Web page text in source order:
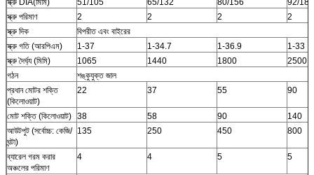
স্ক্রু DIA(মিমি) 51/105 65/132 80/156
92/188
স্ক্রু পরিমাণ
2 2 2
2
স্ক্রু দিক
বিপরীত এবং বাইরের
স্ক্রু গতি (আরপিএম)
1-37 1-34.7 1-36.9
1-33
স্ক্রু দৈর্ঘ্য (মিমি)
1065 1440 1800
2500
গঠন
শঙ্কুযুক্ত জাল
প্রধান মোটর শক্তি
(কিলোওয়াট)
22 37 55 90
মোট শক্তি (কিলোওয়াট) 38 58 90
140
আউটপুট (সর্বোচ্চ: কেজি/
ঘন্টা)
135 250 450 800
ব্যারেল গরম করার
অঞ্চলের পরিমাণ
4 4 5 5